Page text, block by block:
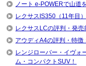
ノート e-POWERで山道
レクサスIS350（11年目
レクサスLCの評判・発売
アウディA4の評判・特徴
レンジローバー・イヴォ
ム・コンパクトSUV！